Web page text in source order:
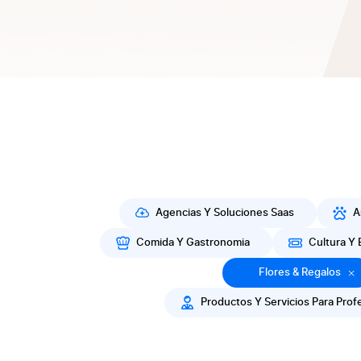
Agencias Y Soluciones Saas
Comida Y Gastronomia Cultura Y
Flores & Regalos
Productos Y Servicios Para